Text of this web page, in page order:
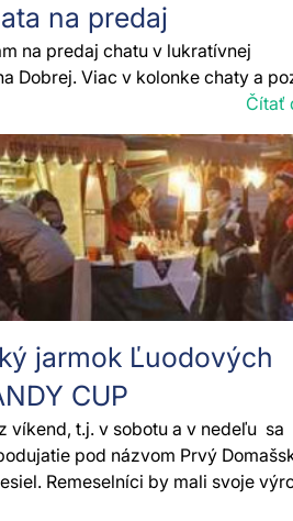
na predaj
na predaj chatu v lukratívnej
Dobrej. Viac v kolonke chaty a
Čítať
jarmok Ľuodových
CUP
víkend, t.j. v sobotu a v nedeľu sa
pod názvom Prvý
Remeselníci by mali svoje